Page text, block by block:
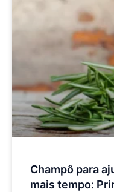
Champô para
mais tempo: